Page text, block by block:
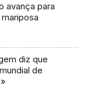
avança para
diz que
de